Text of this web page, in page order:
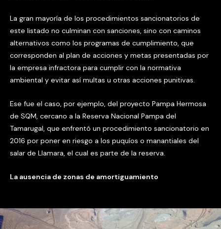
La gran mayoría de los procedimientos sancionatorios de
este listado no culminan con sanciones, sino con caminos
alternativos como los programas de cumplimiento, que
corresponden al plan de acciones y metas presentadas por
la empresa infractora para cumplir con la normativa
ambiental y evitar así multas u otras acciones punitivas.
Ese fue el caso, por ejemplo, del proyecto Pampa Hermosa
de SQM, cercano a la Reserva Nacional Pampa del
Tamarugal, que enfrentó un procedimiento sancionatorio en
2016 por poner en riesgo a los puquíos o manantiales del
salar de Llamara, el cual es parte de la reserva.
La ausencia de zonas de amortiguamiento